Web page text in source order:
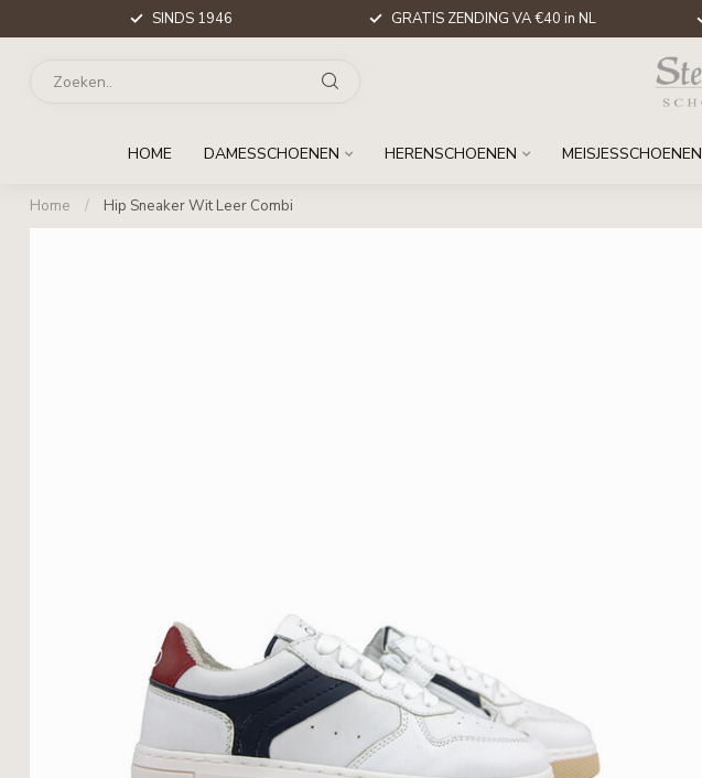
SINDS 1946 GRATIS ZENDING VA €40 in NL
HOME DAMESSCHOENEN HERENSCHOENEN MEISJESSCHOENEN
Home / Hip Sneaker Wit Leer Combi